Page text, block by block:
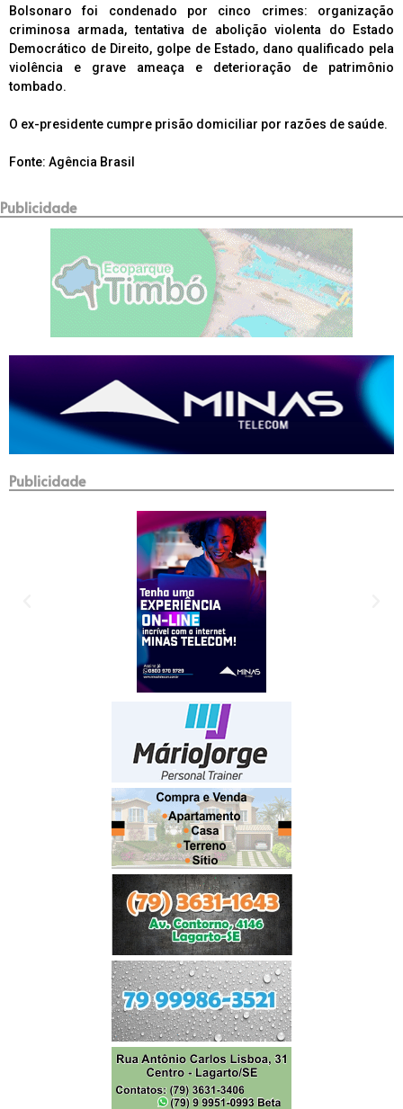
Bolsonaro foi condenado por cinco crimes: organização
criminosa armada, tentativa de abolição violenta do Estado
Democrático de Direito, golpe de Estado, dano qualificado pela
violência e grave ameaça e deterioração de patrimônio
tombado.
O ex-presidente cumpre prisão domiciliar por razões de saúde.
Fonte: Agência Brasil
Publicidade
Publicidade